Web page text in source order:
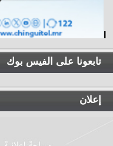
تابعونا على الفيس بوك
إعلان